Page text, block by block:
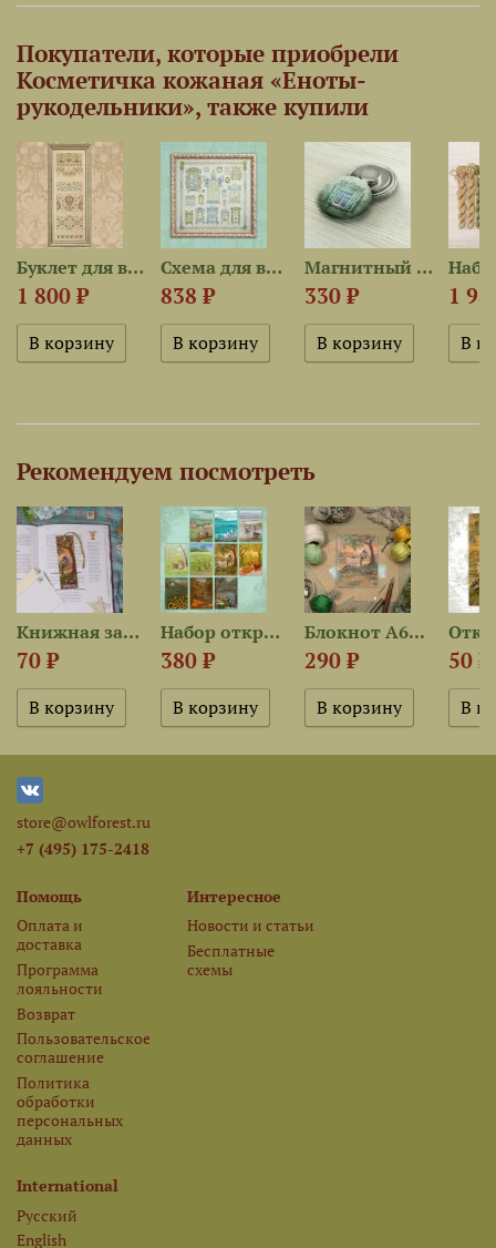
Покупатели, которые приобрели
Косметичка кожаная «Еноты-
рукодельники», также купили
Буклет для вышивания...
1 800 ₽
Схема для вышивания «Окошки»
838 ₽
Магнитный держатель «Окошко»
330 ₽ 1
Рекомендуем посмотреть
Книжная закладка...
70 ₽
Набор открыток «Хорошая...
380 ₽
Блокнот А6...
290 ₽ 50 ₽
store@owlforest.ru
+7 (495) 175-2418
Помощь
Оплата и
доставка
Программа
лояльности
Возврат
Пользовательское
соглашение
Политика
обработки
персональных
данных
Интересное
Новости и статьи
Бесплатные
схемы
International
Русский
English